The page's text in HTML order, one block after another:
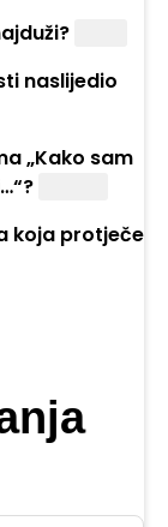
naslijedio
„Kako sam
koja protječe